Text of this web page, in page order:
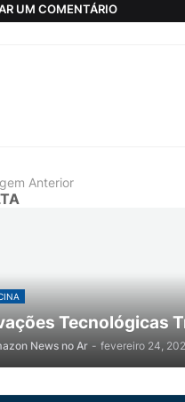
UM COMENTÁRIO
Anterior
Tecnológicas
News no Ar - fevereiro 24,